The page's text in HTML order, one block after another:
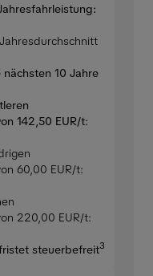
10 Jahre
142,50 EUR/t:
60,00 EUR/t:
220,00 EUR/t:
steuerbefreit3